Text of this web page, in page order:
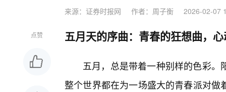
来源：证券时报网 作者：周子衡 2026-02-07
点赞 五月天的序曲：青春的狂想曲，
五月，总是带着一种别样的色彩
整个世界都在为一场盛大的青春派对